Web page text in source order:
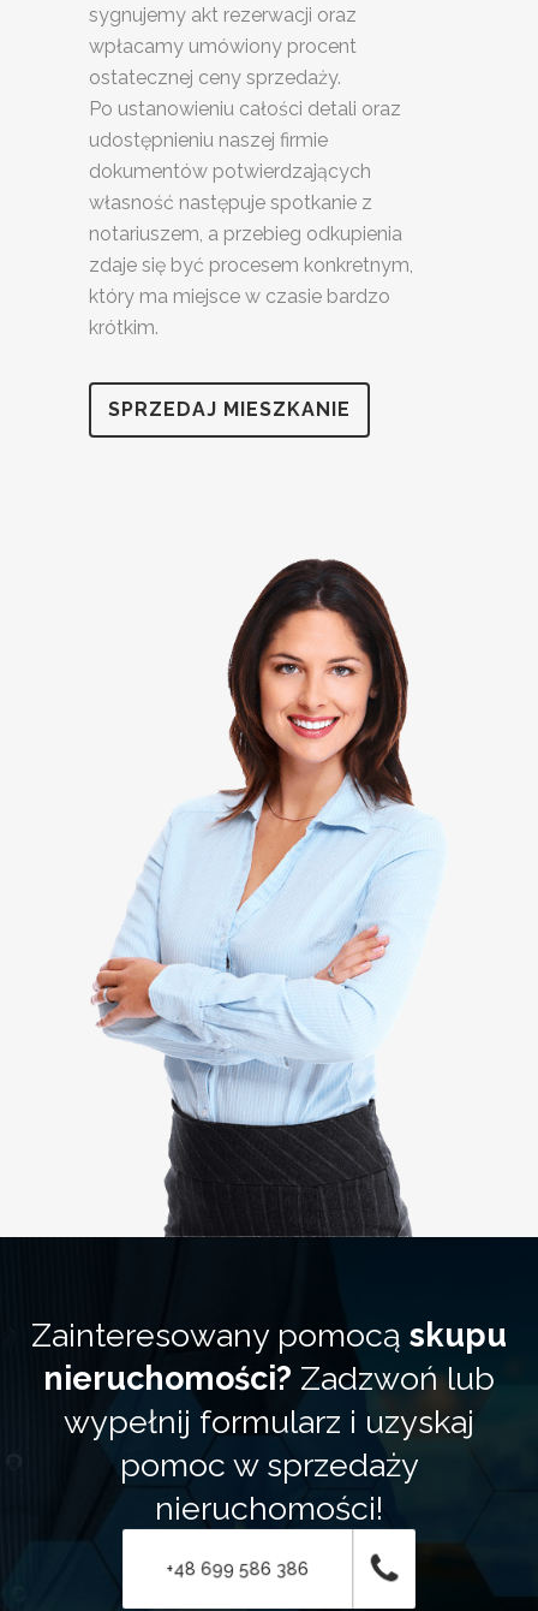
sygnujemy akt rezerwacji oraz
wpłacamy umówiony procent
ostatecznej ceny sprzedaży.
Po ustanowieniu całości detali oraz
udostępnieniu naszej firmie
dokumentów potwierdzających
własność następuje spotkanie z
notariuszem, a przebieg odkupienia
zdaje się być procesem konkretnym,
który ma miejsce w czasie bardzo
krótkim.
SPRZEDAJ MIESZKANIE
Zainteresowany pomocą skupu
nieruchomości? Zadzwoń lub
wypełnij formularz i uzyskaj
pomoc w sprzedaży
nieruchomości!
+48 699 586 386